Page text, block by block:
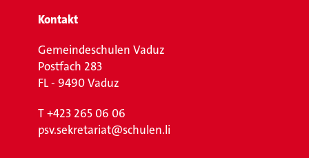
Kontakt
Gemeindeschulen Vaduz
Postfach 283
FL - 9490 Vaduz
T+423 265 06 06
psv.sekretariat@schulen.li